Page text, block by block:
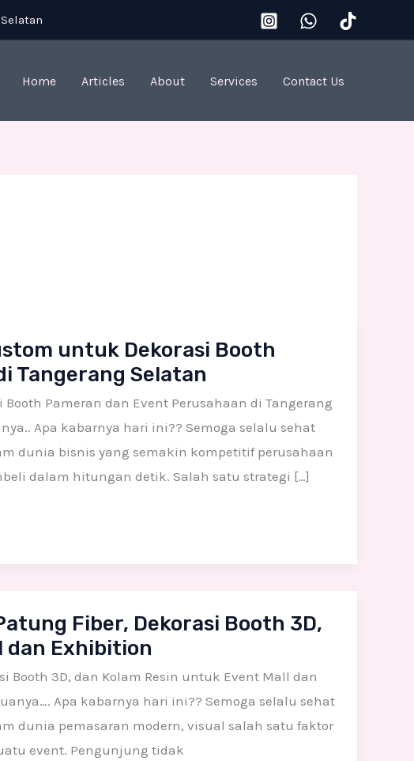
Home Articles About Services Contact Us
untuk Dekorasi Booth
Tangerang Selatan
Pameran dan Event Perusahaan di Tangerang
Apa kabarnya hari ini?? Semoga selalu sehat
dunia bisnis yang semakin kompetitif perusahaan
dalam hitungan detik. Salah satu strategi […]
Fiber, Dekorasi Booth 3D,
dan Exhibition
Booth 3D, dan Kolam Resin untuk Event Mall dan
Apa kabarnya hari ini?? Semoga selalu sehat
dunia pemasaran modern, visual salah satu faktor
event. Pengunjung tidak